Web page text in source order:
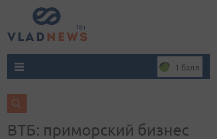
1 балл
ВТБ: приморский бизнес